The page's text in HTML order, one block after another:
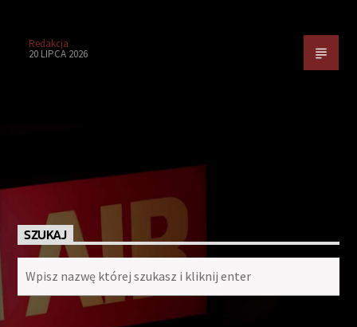
Redakcja
20 LIPCA 2026
SZUKAJ